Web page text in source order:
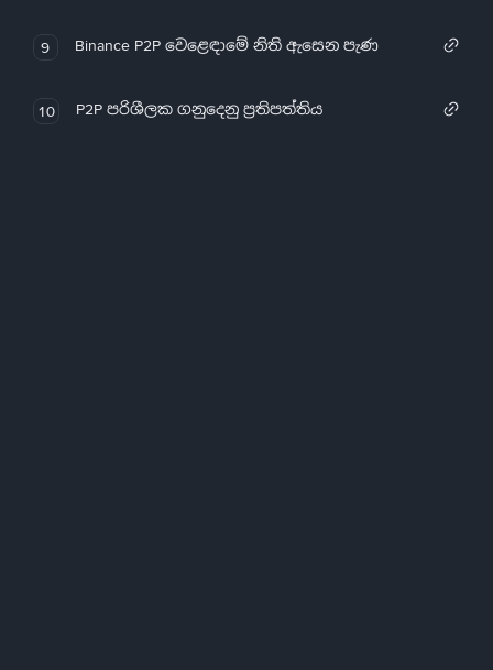
9 Binance P2P වෙළෙඳාමේ නිති ඇසෙන පැණ
10 P2P පරිශීලක ගනුදෙනු ප්‍රතිපත්තිය